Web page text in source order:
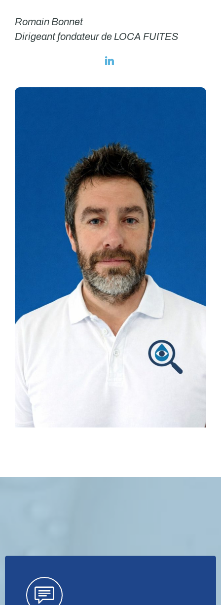
Romain Bonnet
Dirigeant fondateur de LOCA FUITES